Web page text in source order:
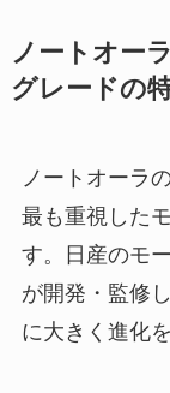
ノートオー
グレードの
ノートオーラ
最も重視した
す。日産のモ
が開発・監修
に大きく進化